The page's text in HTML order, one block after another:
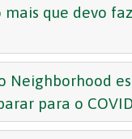
mais que devo
Neighborhood
para o